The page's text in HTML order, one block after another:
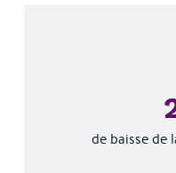
de baisse de